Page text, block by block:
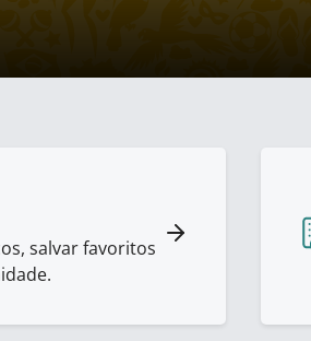
salvar favoritos